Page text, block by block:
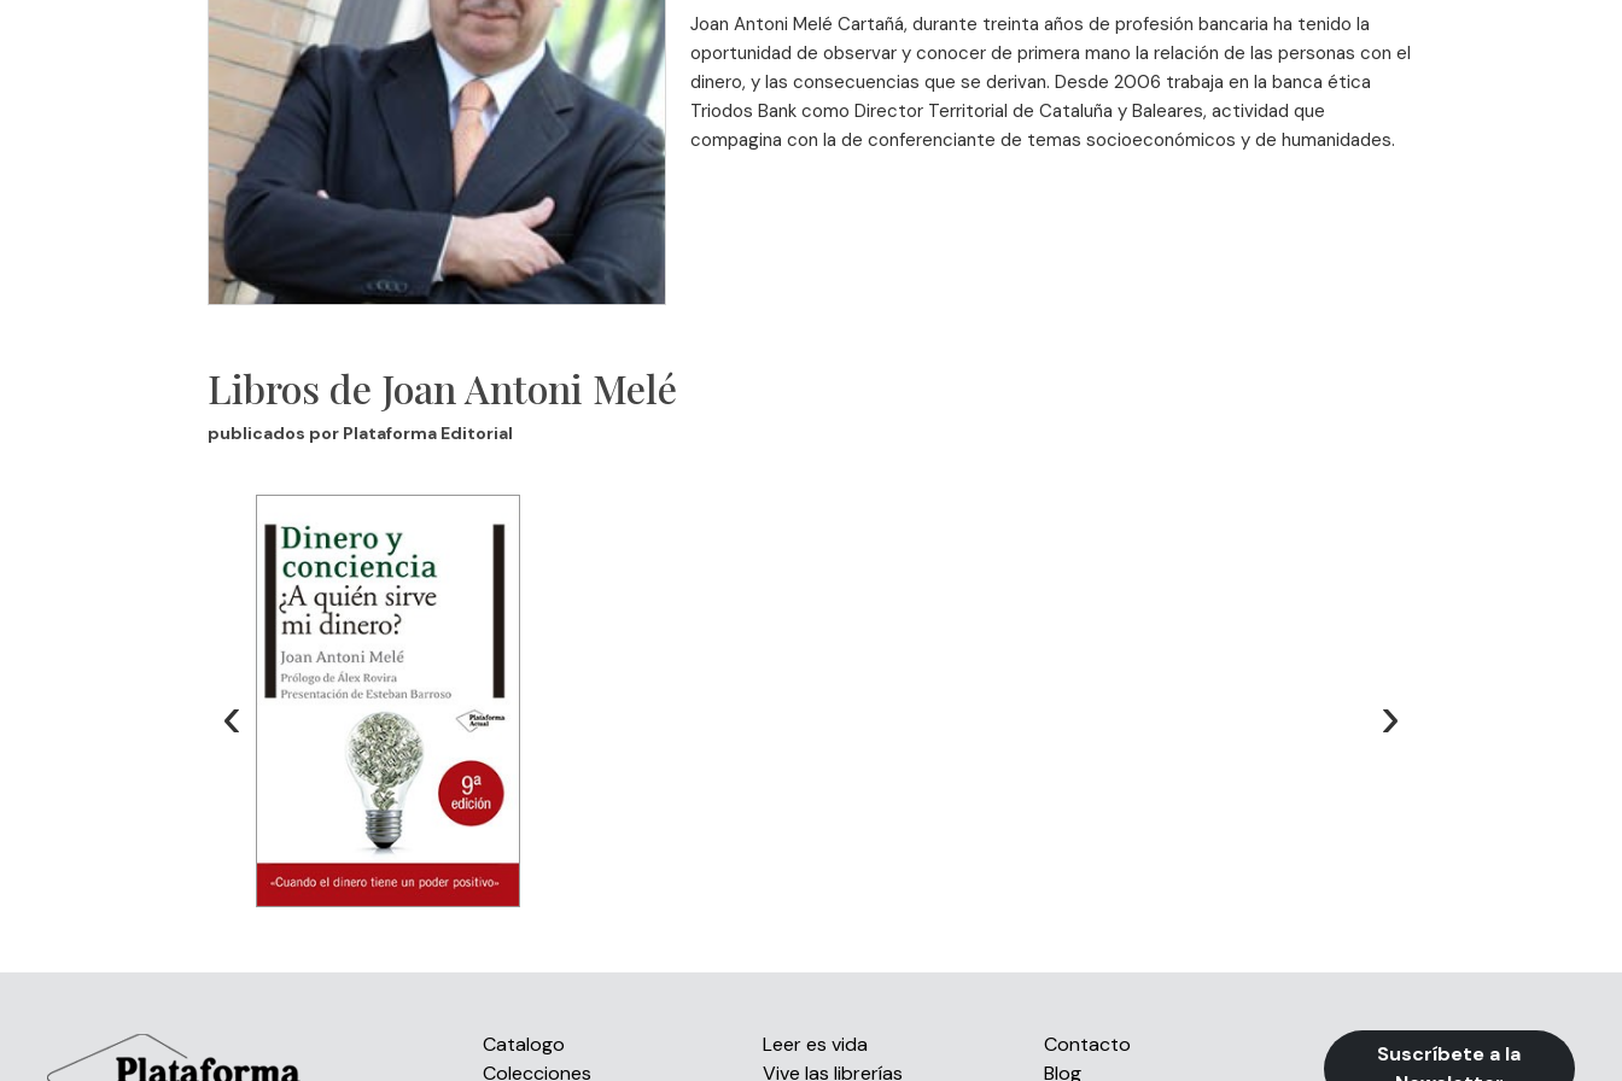
Joan Antoni Melé Cartañá, durante treinta años de profesión bancaria ha tenido la
oportunidad de observar y conocer de primera mano la relación de las personas con el
dinero, y las consecuencias que se derivan. Desde 2006 trabaja en la banca ética
Triodos Bank como Director Territorial de Cataluña y Baleares, actividad que
compagina con la de conferenciante de temas socioeconómicos y de humanidades.
Libros de Joan Antoni Melé
publicados por Plataforma Editorial
‹ ›
Catalogo
Colecciones
Leer es vida
Vive las librerías
Contacto
Blog
Suscríbete a la